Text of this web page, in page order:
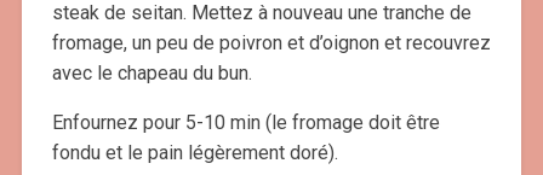
steak de seitan. Mettez à nouveau une tranche de
fromage, un peu de poivron et d’oignon et recouvrez
avec le chapeau du bun.
Enfournez pour 5-10 min (le fromage doit être
fondu et le pain légèrement doré).